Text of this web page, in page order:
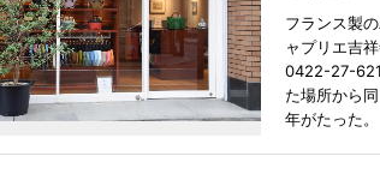
フランス製
ャプリエ吉
0422-27-
た場所から
年がたった。